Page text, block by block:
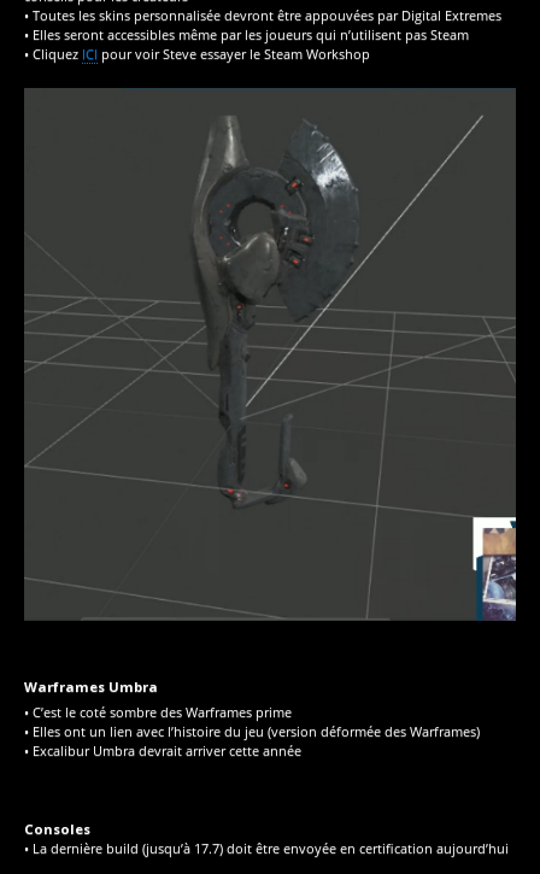
• Toutes les skins personnalisée devront être appouvées par Digital Extremes
• Elles seront accessibles même par les joueurs qui n’utilisent pas Steam
• Cliquez ICI pour voir Steve essayer le Steam Workshop
Warframes Umbra
• C’est le coté sombre des Warframes prime
• Elles ont un lien avec l’histoire du jeu (version déformée des Warframes)
• Excalibur Umbra devrait arriver cette année
Consoles
• La dernière build (jusqu’à 17.7) doit être envoyée en certification aujourd’hui